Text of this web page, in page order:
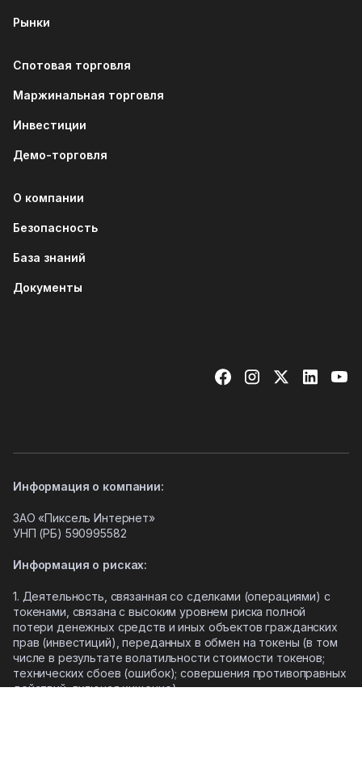
Рынки
Спотовая торговля
Маржинальная торговля
Инвестиции
Демо-торговля
О компании
Безопасность
База знаний
Документы
Информация о компании:
ЗАО «Пиксель Интернет»
УНП (РБ) 590995582
Информация о рисках:
1. Деятельность, связанная со сделками (операциями) с
токенами, связана с высоким уровнем риска полной
потери денежных средств и иных объектов гражданских
прав (инвестиций), переданных в обмен на токены (в том
числе в результате волатильности стоимости токенов;
технических сбоев (ошибок); совершения противоправных
действий, включая хищение).